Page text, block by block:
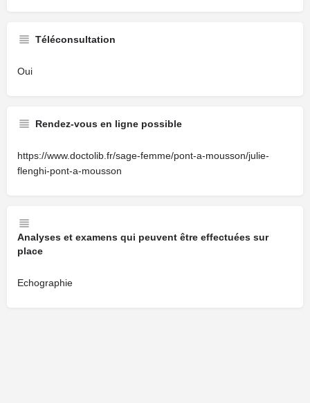
Téléconsultation
Oui
Rendez-vous en ligne possible
https://www.doctolib.fr/sage-femme/pont-a-mousson/julie-
flenghi-pont-a-mousson
Analyses et examens qui peuvent être effectuées sur
place
Echographie